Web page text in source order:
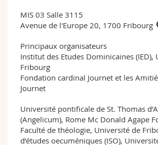
MIS 03 Salle 3115
Avenue de l'Europe 20, 1700 Fribourg
Principaux organisateurs
Institut des Etudes Dominicaines (IED),
Fribourg
Fondation cardinal Journet et les
Journet
Université pontificale de St. Thomas
(Angelicum), Rome Mc Donald Agape
Faculté de théologie, Université de
d’études oecuméniques (ISO),